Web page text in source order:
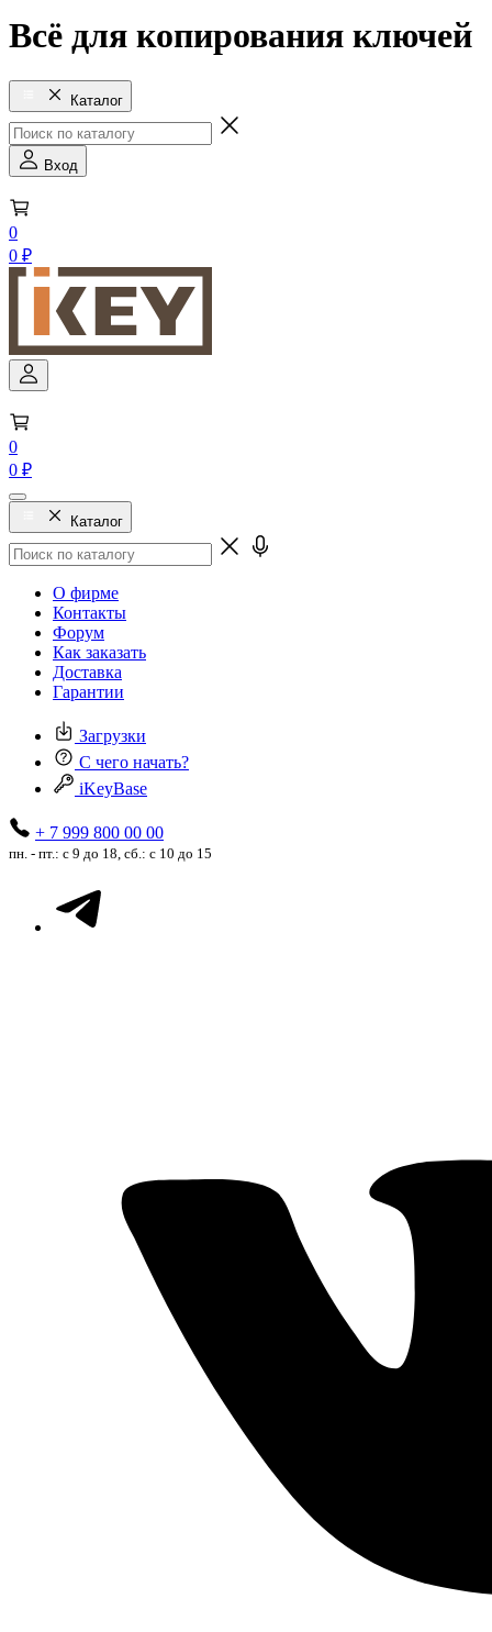
Всё для копирования ключей
Каталог
Вход
0
0 ₽
0
0 ₽
Каталог
О фирме
Контакты
Форум
Как заказать
Доставка
Гарантии
Загрузки
С чего начать?
iKeyBase
+ 7 999 800 00 00
пн. - пт.: с 9 до 18, сб.: с 10 до 15